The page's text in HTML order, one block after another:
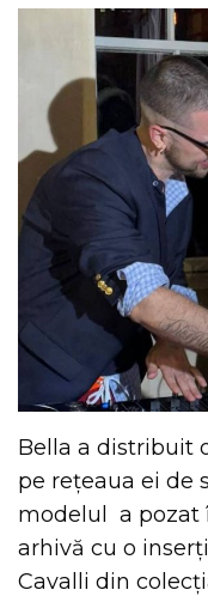
Bella a distribuit
pe rețeaua ei de
modelul
a pozat
arhivă cu o
Cavalli din